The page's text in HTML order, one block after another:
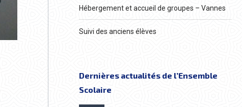
Hébergement et accueil de groupes – Vannes
Suivi des anciens élèves
Dernières actualités de l’Ensemble
Scolaire